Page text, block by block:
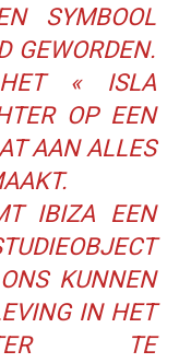
SYMBOOL
GEWORDEN.
« ISLA
OP EEN
AAN ALLES
IBIZA EEN
KUNNEN
IN HET
TE